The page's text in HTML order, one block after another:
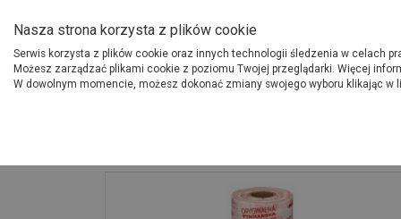
Produkty
O Grupie PSB
Masker tynkarski 30 dni z folią malarską
Nasza strona korzysta z plików cookie
Serwis korzysta z plików cookie oraz innych technologii śledzenia w celach
Możesz zarządzać plikami cookie z poziomu Twojej przeglądarki. Więcej
W dowolnym momencie, możesz dokonać zmiany swojego wyboru klikając w